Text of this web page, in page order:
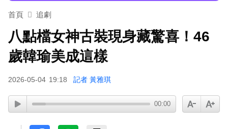
許富凱暴瘦7公斤登台！「臉明顯凹陷」嚇壞媽媽
温嵐挺過敗血性休克首露面！「住ICU搶救11天」
曝最新近況：讓大家擔心了
下載東森App，隨時掌握天下大小事！
胡瓜挑戰韓團爆紅「震胸舞」！賣力狂震笑翻全場
慘被虧：是在震肚子？
首頁 追劇
八點檔女神古裝現身藏驚喜！46
歲韓瑜美成這樣
2026-05-04 19:18 記者 黃雅琪
00:00